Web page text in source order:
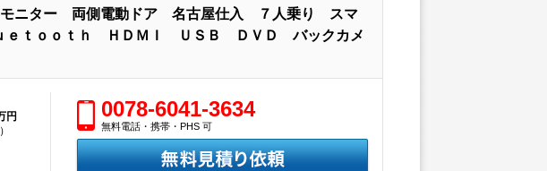
モニター 両側電動ドア 名古屋仕入 ７人乗り スマ
ｅｔｏｏｔｈ ＨＤＭＩ ＵＳＢ ＤＶＤ バックカメ
円
0078-6041-3634
無料電話・携帯・PHS 可